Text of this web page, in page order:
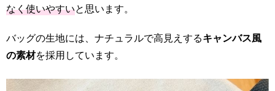
なく使いやすいと思います。
バッグの生地には、ナチュラルで高見えするキャンバス風
の素材を採用しています。